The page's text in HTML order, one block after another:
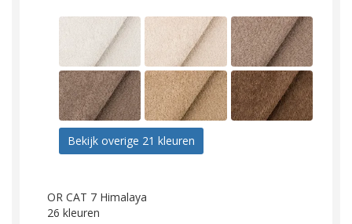
Bekijk overige 21 kleuren
OR CAT 7 Himalaya
26 kleuren